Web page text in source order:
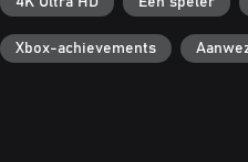
Xbox-achievements